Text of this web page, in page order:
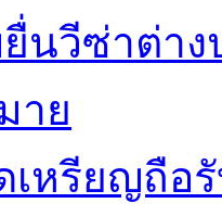
นวีซ่าต่าง
าย
หรียญถือ